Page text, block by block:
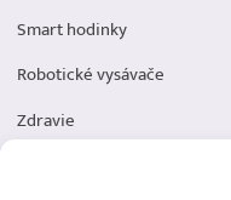
Smart hodinky
Robotické vysávače
Zdravie